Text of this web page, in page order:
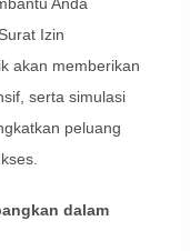
Izin
akan memberikan
serta simulasi
peluang
dalam